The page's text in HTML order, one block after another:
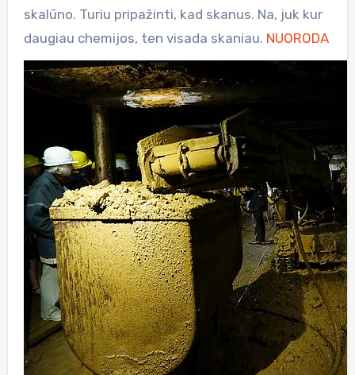
skalūno. Turiu pripažinti, kad skanus. Na, juk kur
daugiau chemijos, ten visada skaniau. NUORODA